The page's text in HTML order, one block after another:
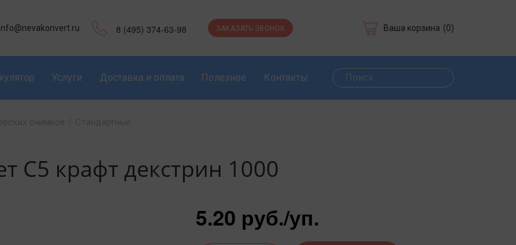
info@nevakonvert.ru 8 (495) 374-63-98 ЗАКАЗАТЬ ЗВОНОК Ваша корзина (0)
Услуги Доставка и оплата Полезное Контакты
С5 крафт декстрин 1000
5.20 руб./уп.